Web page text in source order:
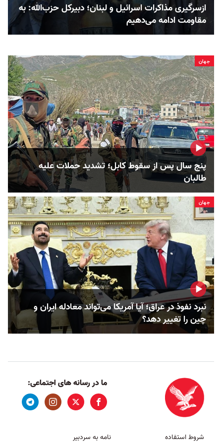
ازسرگیری مذاکرات اسرائیل و لبنان؛ دبیرکل حزب‌الله: به
مقاومت ادامه می‌دهیم
جهان
پنج سال پس از سقوط کابل؛ تشدید حملات علیه
طالبان
جهان
نبرد نفوذ در عراق؛ آیا آمریکا می‌تواند معادله ایران و
چین را تغییر دهد؟
ما در رسانه های اجتماعی:
شروط استفاده نامه به سردبیر